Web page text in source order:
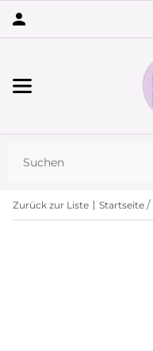
Zurück zur Liste Startseite